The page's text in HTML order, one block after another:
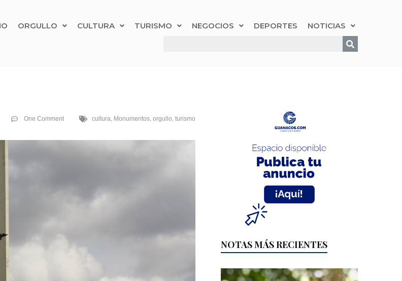
ORGULLO CULTURA TURISMO NEGOCIOS DEPORTES NOTICIAS
One Comment cultura Monumentos orgullo turismo
NOTAS MÁS RECIENTES